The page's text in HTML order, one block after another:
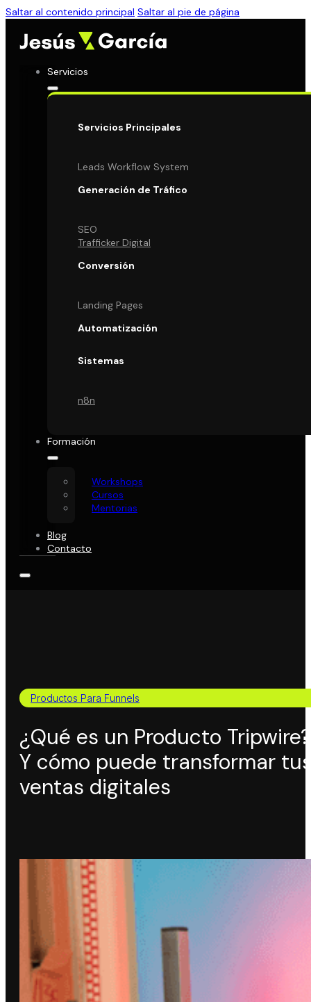
Saltar al contenido principal Saltar al pie de página
Servicios
Servicios Principales
Leads Workflow System
Generación de Tráfico
SEO
Trafficker Digital
Conversión
Landing Pages
Automatización
Sistemas
n8n
Formación
Workshops
Cursos
Mentorias
Blog
Contacto
Productos Para Funnels
¿Qué es un Producto Tripwire?
Y cómo puede transformar
ventas digitales